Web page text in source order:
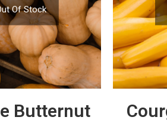
Of Stock
Butternut